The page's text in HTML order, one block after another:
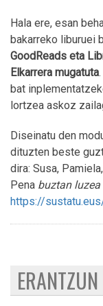
Hala ere, esan
bakarreko liburuei
GoodReads eta
Elkarrera mugatuta
bat
lortzea askoz
Diseinatu den
dituzten beste
dira: Susa,
Pena buztan luzea
https://
ERANTZUN